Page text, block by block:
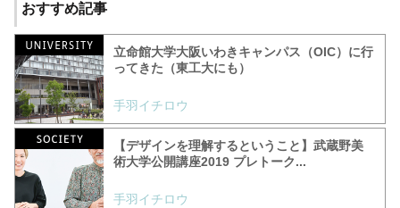
おすすめ記事
立命館大学大阪いわきキャンパス（OIC）に行
ってきた（東工大にも）
手羽イチロウ
【デザインを理解するということ】武蔵野美
術大学公開講座2019 プレトーク...
手羽イチロウ